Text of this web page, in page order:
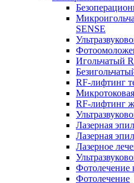
SENSE
Игольчатый
RF-лифтинг
RF-лифтинг
Лазерная
Лазерная
Лазерное
Фотолечение
Фотолечение